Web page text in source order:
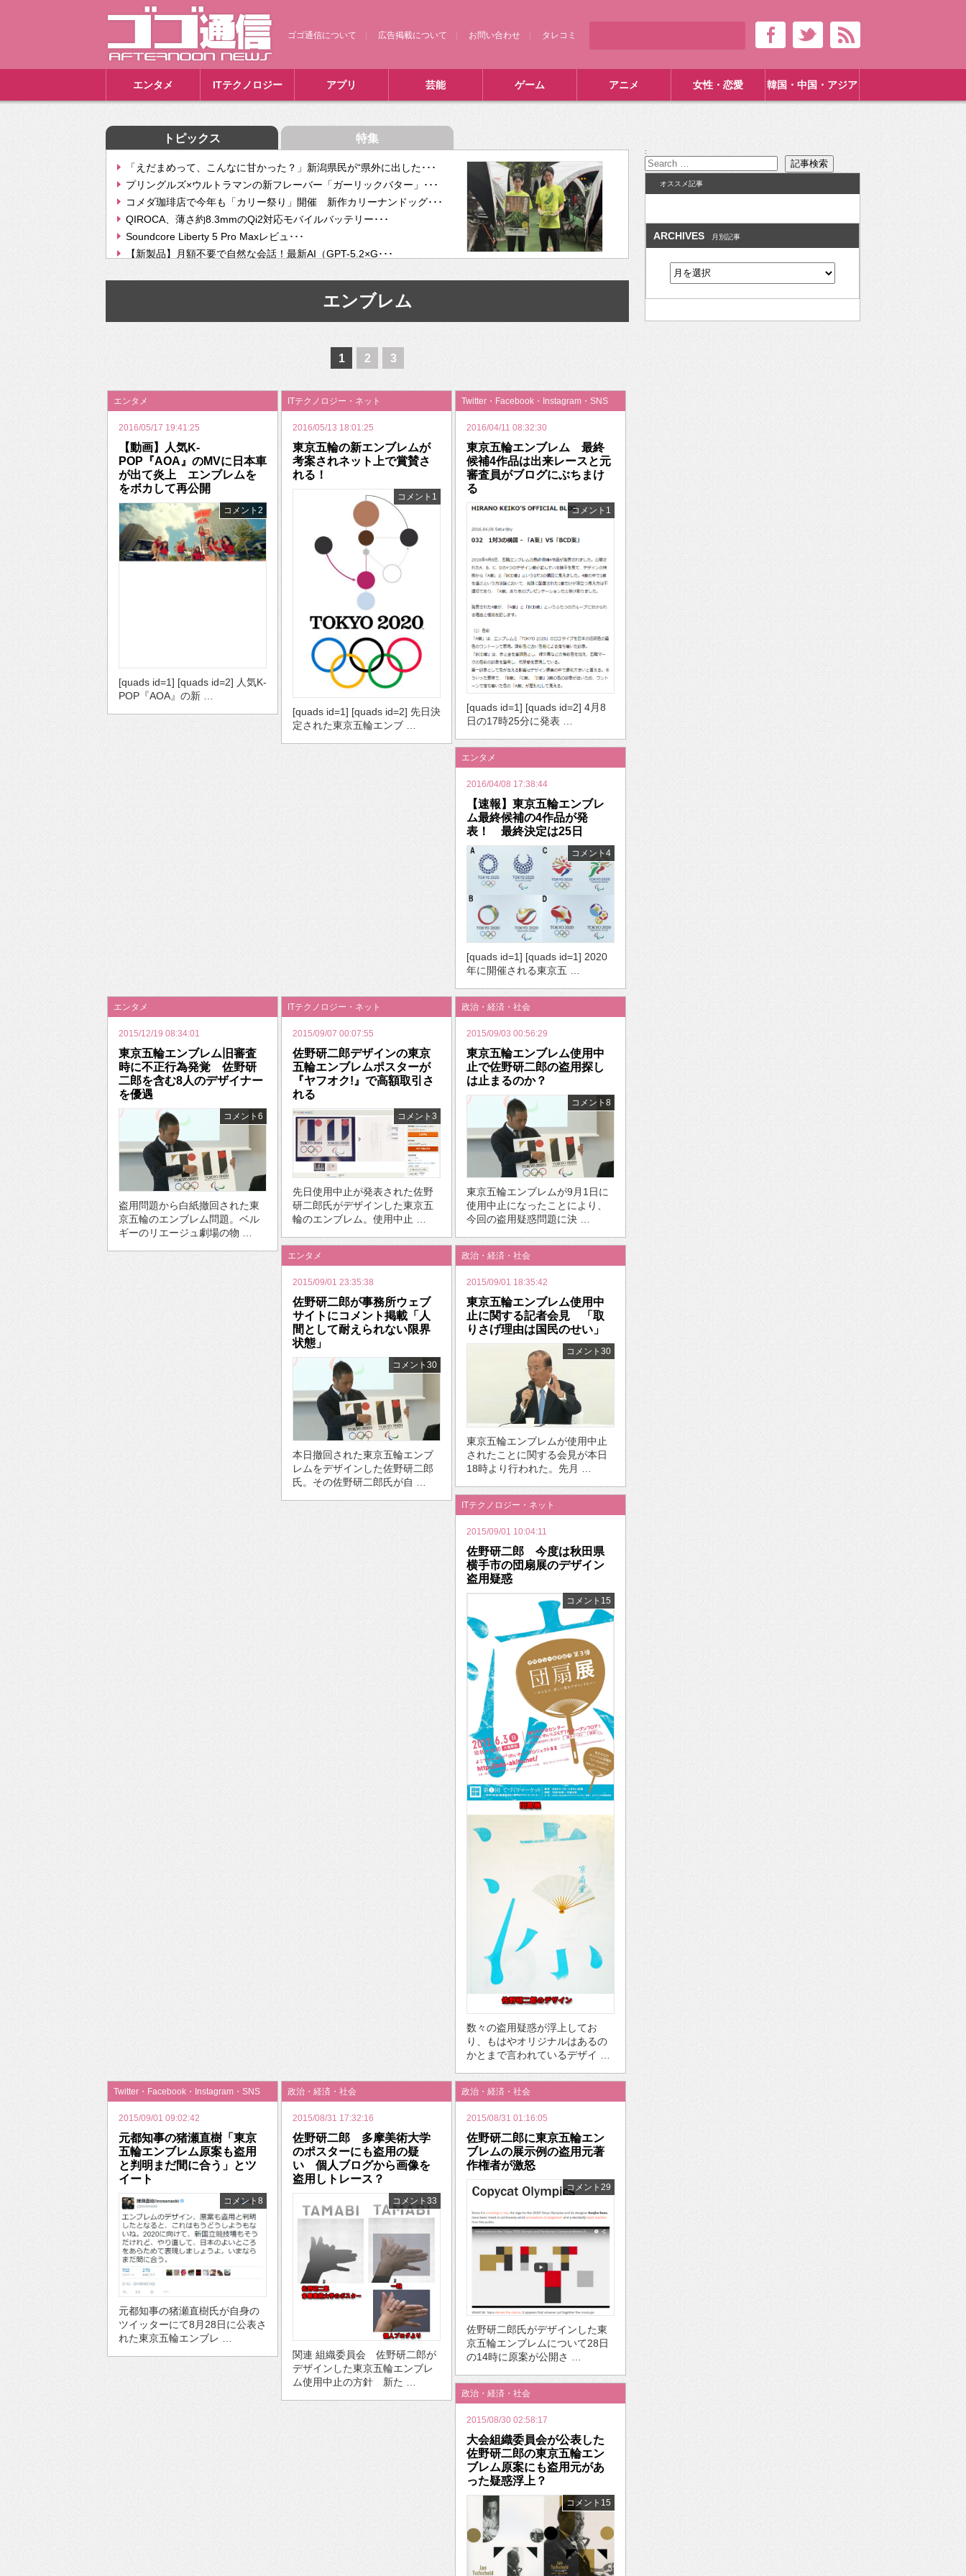
ゴゴ通信について 広告掲載について お問い合わせ タレコミ
エンタメ ITテクノロジー アプリ 芸能 ゲーム アニメ 女性・恋愛 韓国・中国・アジア
トピックス 特集
「えだまめって、こんなに甘かった？」新潟県民が“県外に出した･･･
プリングルズ×ウルトラマンの新フレーバー「ガーリックバター」･･･
コメダ珈琲店で今年も「カリー祭り」開催 新作カリーナンドッグ･･･
QIROCA、薄さ約8.3mmのQi2対応モバイルバッテリー･･･
Soundcore Liberty 5 Pro Maxレビュ･･･
【新製品】月額不要で自然な会話！最新AI（GPT-5.2×G･･･
【次世代の没入感と生産性】VITURE Luma Ultra･･･
挫折率8割の壁をAIで突破。ジャストシステム、”自分が今話し･･･
2026年のバレンタインは「自分で作って、想いを渡す」 TE･･･
エンブレム
1 2 3
エンタメ
2016/05/17 19:41:25
【動画】人気K-
POP『AOA』のMVに日本車
が出て炎上 エンブレムを
をボカして再公開
コメント2
[quads id=1] [quads id=2] 人気K-
POP『AOA』の新 …
ITテクノロジー・ネット
2016/05/13 18:01:25
東京五輪の新エンブレムが
考案されネット上で賞賛さ
れる！
コメント1
[quads id=1] [quads id=2] 先日決
定された東京五輪エンブ …
Twitter・Facebook・Instagram・SNS
2016/04/11 08:32:30
東京五輪エンブレム 最終
候補4作品は出来レースと元
審査員がブログにぶちまけ
る
コメント1
[quads id=1] [quads id=2] 4月8
日の17時25分に発表 …
エンタメ
2016/04/08 17:38:44
【速報】東京五輪エンブレ
ム最終候補の4作品が発
表！ 最終決定は25日
コメント4
[quads id=1] [quads id=1] 2020
年に開催される東京五 …
エンタメ
2015/12/19 08:34:01
東京五輪エンブレム旧審査
時に不正行為発覚 佐野研
二郎を含む8人のデザイナー
を優遇
コメント6
盗用問題から白紙撤回された東
京五輪のエンブレム問題。ベル
ギーのリエージュ劇場の物 …
ITテクノロジー・ネット
2015/09/07 00:07:55
佐野研二郎デザインの東京
五輪エンブレムポスターが
『ヤフオク!』で高額取引さ
れる
コメント3
先日使用中止が発表された佐野
研二郎氏がデザインした東京五
輪のエンブレム。使用中止 …
政治・経済・社会
2015/09/03 00:56:29
東京五輪エンブレム使用中
止で佐野研二郎の盗用探し
は止まるのか？
コメント8
東京五輪エンブレムが9月1日に
使用中止になったことにより、
今回の盗用疑惑問題に決 …
エンタメ
2015/09/01 23:35:38
佐野研二郎が事務所ウェブ
サイトにコメント掲載「人
間として耐えられない限界
状態」
コメント30
本日撤回された東京五輪エンブ
レムをデザインした佐野研二郎
氏。その佐野研二郎氏が自 …
政治・経済・社会
2015/09/01 18:35:42
東京五輪エンブレム使用中
止に関する記者会見 「取
りさげ理由は国民のせい」
コメント30
東京五輪エンブレムが使用中止
されたことに関する会見が本日
18時より行われた。先月 …
ITテクノロジー・ネット
2015/09/01 10:04:11
佐野研二郎 今度は秋田県
横手市の団扇展のデザイン
盗用疑惑
コメント15
数々の盗用疑惑が浮上してお
り、もはやオリジナルはあるの
かとまで言われているデザイ …
Twitter・Facebook・Instagram・SNS
2015/09/01 09:02:42
元都知事の猪瀬直樹「東京
五輪エンブレム原案も盗用
と判明まだ間に合う」とツ
イート
コメント8
元都知事の猪瀬直樹氏が自身の
ツイッターにて8月28日に公表さ
れた東京五輪エンブレ …
政治・経済・社会
2015/08/31 17:32:16
佐野研二郎 多摩美術大学
のポスターにも盗用の疑
い 個人ブログから画像を
盗用しトレース？
コメント33
関連 組織委員会 佐野研二郎が
デザインした東京五輪エンブレ
ム使用中止の方針 新た …
政治・経済・社会
2015/08/31 01:16:05
佐野研二郎に東京五輪エン
ブレムの展示例の盗用元著
作権者が激怒
コメント29
佐野研二郎氏がデザインした東
京五輪エンブレムについて28日
の14時に原案が公開さ …
政治・経済・社会
2015/08/30 02:58:17
大会組織委員会が公表した
佐野研二郎の東京五輪エン
ブレム原案にも盗用元があ
った疑惑浮上？
コメント15
:
オススメ記事
ARCHIVES 月別記事